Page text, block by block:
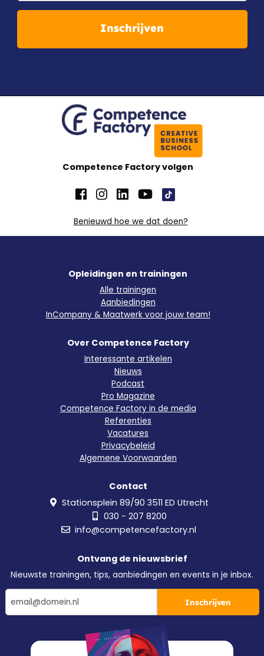
Inschrijven
Competence Factory volgen
Benieuwd hoe we dat doen?
Opleidingen en trainingen
Alle trainingen
Aanbiedingen
InCompany & Maatwerk voor jouw team!
Over Competence Factory
Interessante artikelen
Nieuws
Podcast
Pro Magazine
Competence Factory in de media
Referenties
Vacatures
Privacybeleid
Algemene Voorwaarden
Contact
Stationsplein 89/90 3511 ED Utrecht
030 - 207 8200
info@competencefactory.nl
Ontvang de nieuwsbrief
Nieuwste trainingen, tips, aanbiedingen en events in je inbox.
Inschrijven